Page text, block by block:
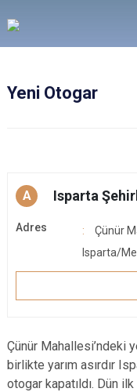
Yeni Otogar
A Isparta
Adres
Çünür
Isparta/
Çünür Mahallesi’ndeki
birlikte yarım asırdır
otogar kapatıldı. Dün